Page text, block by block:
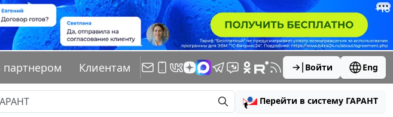
партнером Клиентам Войти Eng
Перейти в систему ГАРАНТ